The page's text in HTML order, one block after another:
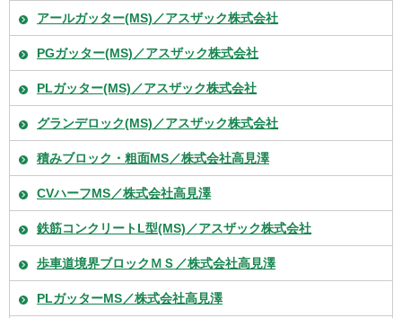
アールガッター(MS)／アスザック株式会社
PGガッター(MS)／アスザック株式会社
PLガッター(MS)／アスザック株式会社
グランデロック(MS)／アスザック株式会社
積みブロック・粗面MS／株式会社高見澤
CVハーフMS／株式会社高見澤
鉄筋コンクリートL型(MS)／アスザック株式会社
歩車道境界ブロックＭＳ／株式会社高見澤
PLガッターMS／株式会社高見澤